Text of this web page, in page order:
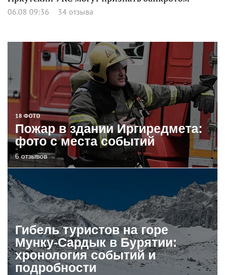
06.08 09:36 34 отзыва
18 ФОТО
Пожар в здании Иргиредмета:
фото с места событий
6 отзывов
Гибель туристов на горе
Мунку-Сардык в Бурятии:
хронология событий и
подробности